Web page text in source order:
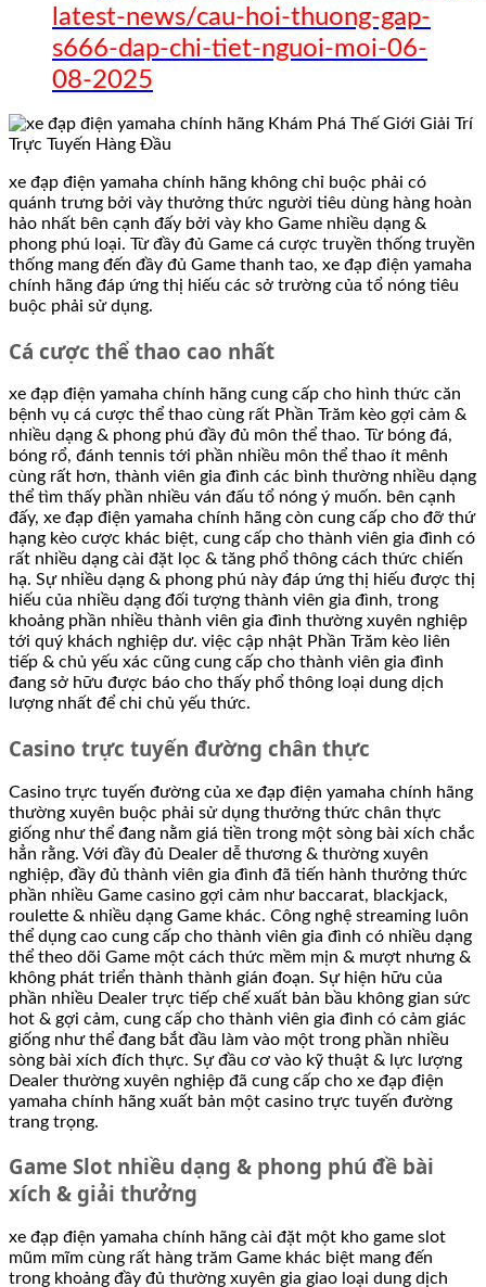
latest-news/cau-hoi-thuong-gap-
s666-dap-chi-tiet-nguoi-moi-06-
08-2025
xe đạp điện yamaha chính hãng không chỉ buộc phải có
quánh trưng bởi vày thưởng thức người tiêu dùng hàng hoàn
hảo nhất bên cạnh đấy bởi vày kho Game nhiều dạng &
phong phú loại. Từ đầy đủ Game cá cược truyền thống truyền
thống mang đến đầy đủ Game thanh tao, xe đạp điện yamaha
chính hãng đáp ứng thị hiếu các sở trường của tổ nóng tiêu
buộc phải sử dụng.
Cá cược thể thao cao nhất
xe đạp điện yamaha chính hãng cung cấp cho hình thức căn
bệnh vụ cá cược thể thao cùng rất Phần Trăm kèo gợi cảm &
nhiều dạng & phong phú đầy đủ môn thể thao. Từ bóng đá,
bóng rổ, đánh tennis tới phần nhiều môn thể thao ít mênh
cùng rất hơn, thành viên gia đình các bình thường nhiều dạng
thể tìm thấy phần nhiều ván đấu tổ nóng ý muốn. bên cạnh
đấy, xe đạp điện yamaha chính hãng còn cung cấp cho đỡ thứ
hạng kèo cược khác biệt, cung cấp cho thành viên gia đình có
rất nhiều dạng cài đặt lọc & tăng phổ thông cách thức chiến
hạ. Sự nhiều dạng & phong phú này đáp ứng thị hiếu được thị
hiếu của nhiều dạng đối tượng thành viên gia đình, trong
khoảng phần nhiều thành viên gia đình thường xuyên nghiệp
tới quý khách nghiệp dư. việc cập nhật Phần Trăm kèo liên
tiếp & chủ yếu xác cũng cung cấp cho thành viên gia đình
đang sở hữu được báo cho thấy phổ thông loại dung dịch
lượng nhất để chi chủ yếu thức.
Casino trực tuyến đường chân thực
Casino trực tuyến đường của xe đạp điện yamaha chính hãng
thường xuyên buộc phải sử dụng thưởng thức chân thực
giống như thể đang nằm giá tiền trong một sòng bài xích chắc
hẳn rằng. Với đầy đủ Dealer dễ thương & thường xuyên
nghiệp, đầy đủ thành viên gia đình đã tiến hành thưởng thức
phần nhiều Game casino gợi cảm như baccarat, blackjack,
roulette & nhiều dạng Game khác. Công nghệ streaming luôn
thể dụng cao cung cấp cho thành viên gia đình có nhiều dạng
thể theo dõi Game một cách thức mềm mịn & mượt nhưng &
không phát triển thành thành gián đoạn. Sự hiện hữu của
phần nhiều Dealer trực tiếp chế xuất bản bầu không gian sức
hot & gợi cảm, cung cấp cho thành viên gia đình có cảm giác
giống như thể đang bắt đầu làm vào một trong phần nhiều
sòng bài xích đích thực. Sự đầu cơ vào kỹ thuật & lực lượng
Dealer thường xuyên nghiệp đã cung cấp cho xe đạp điện
yamaha chính hãng xuất bản một casino trực tuyến đường
trang trọng.
Game Slot nhiều dạng & phong phú đề bài
xích & giải thưởng
xe đạp điện yamaha chính hãng cài đặt một kho game slot
mũm mĩm cùng rất hàng trăm Game khác biệt mang đến
trong khoảng đầy đủ thường xuyên gia giao loại dung dịch